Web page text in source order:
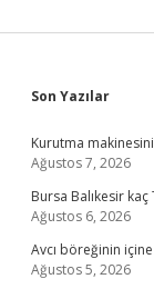
Son Yazılar
Kurutma
Ağustos 7, 2026
Bursa Balıkesir kaç
Ağustos 6, 2026
Avcı böreğinin
Ağustos 5, 2026